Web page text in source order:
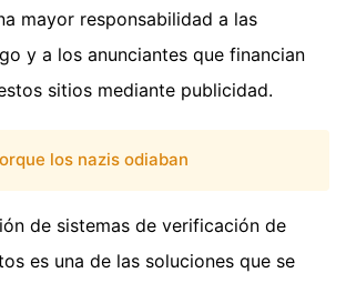
mayor responsabilidad a las
y a los anunciantes que financian
sitios mediante publicidad.
los nazis odiaban
de sistemas de verificación de
es una de las soluciones que se